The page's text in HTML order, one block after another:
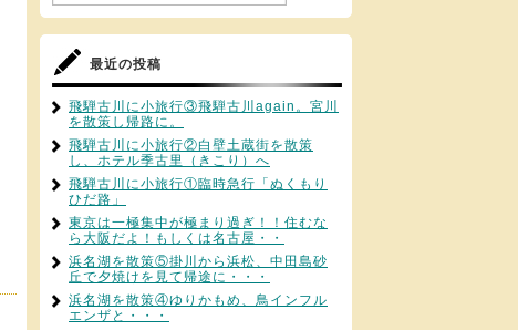
最近の投稿
飛騨古川に小旅行③飛騨古川again。宮川
を散策し帰路に。
飛騨古川に小旅行②白壁土蔵街を散策
し、ホテル季古里（きこり）へ
飛騨古川に小旅行①臨時急行「ぬくもり
ひだ路」
東京は一極集中が極まり過ぎ！！住むな
ら大阪だよ！もしくは名古屋・・
浜名湖を散策⑤掛川から浜松、中田島砂
丘で夕焼けを見て帰途に・・・
浜名湖を散策④ゆりかもめ、鳥インフル
エンザと・・・